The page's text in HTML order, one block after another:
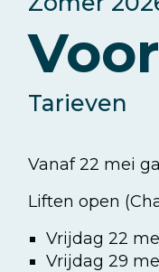
voor
de
Tarieven
Vanaf 22 mei
Liften open
Vrijdag 22
Vrijdag 29